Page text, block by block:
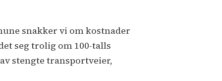
snakker vi om kostnader
seg trolig om 100-talls
stengte transportveier,